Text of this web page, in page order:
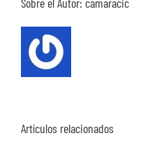
Artículos relacionados